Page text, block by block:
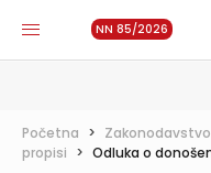
NN 85/2026
Početna > Zakonodavstvo
propisi > Odluka o